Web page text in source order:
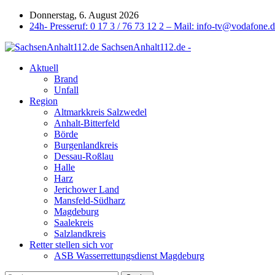
Donnerstag, 6. August 2026
24h- Presseruf: 0 17 3 / 76 73 12 2 – Mail: info-
SachsenAnhalt112.de -
Aktuell
Brand
Unfall
Region
Altmarkkreis Salzwedel
Anhalt-Bitterfeld
Börde
Burgenlandkreis
Dessau-Roßlau
Halle
Harz
Jerichower Land
Mansfeld-Südharz
Magdeburg
Saalekreis
Salzlandkreis
Retter stellen sich vor
ASB Wasserrettungsdienst Magdeburg